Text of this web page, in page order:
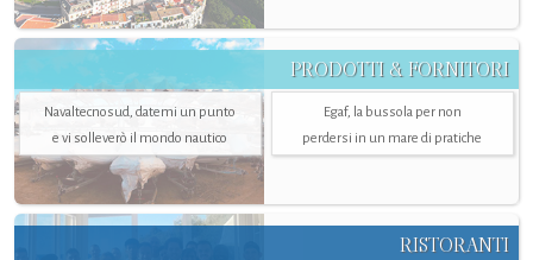
PRODOTTI & FORNITORI
Navaltecnosud, datemi un punto
e vi solleverò il mondo nautico
Egaf, la bussola per non
perdersi in un mare di pratiche
RISTORANTI